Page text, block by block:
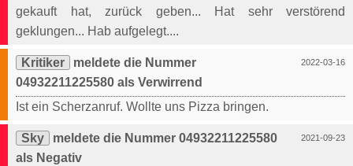
gekauft hat, zurück geben... Hat sehr verstörend
geklungen... Hab aufgelegt....
2022-03-16
Kritiker
meldete die Nummer
04932211225580 als Verwirrend
Ist ein Scherzanruf. Wollte uns Pizza bringen.
2021-09-23
Sky
meldete die Nummer 04932211225580
als Negativ